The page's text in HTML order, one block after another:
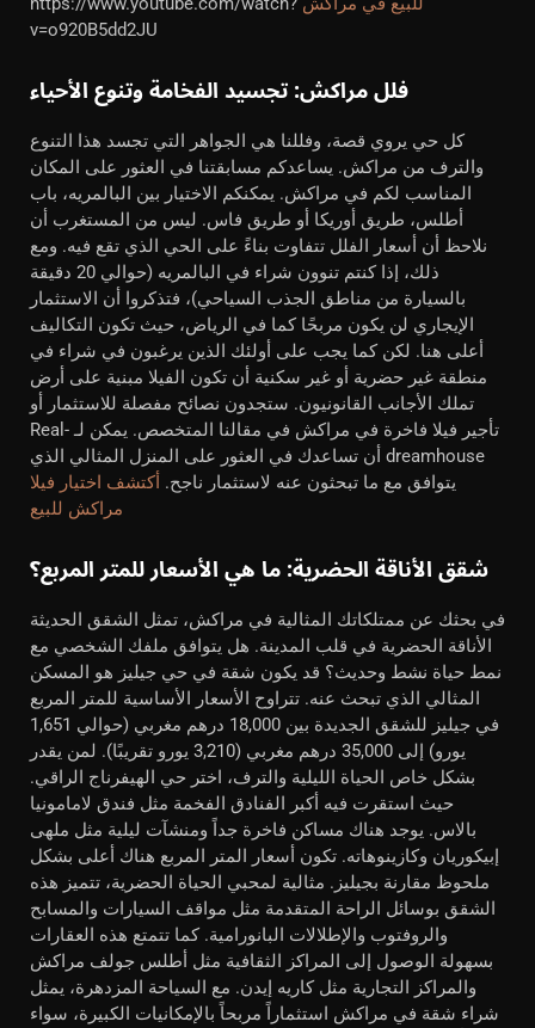
v=o920B5dd2JU
فلل مراكش: تجسيد الفخامة وتنوع الأحياء
كل حي يروي قصة، وفللنا هي الجواهر التي تجسد هذا التنوع
والترف من مراكش. يساعدكم مسابقتنا في العثور على المكان
المناسب لكم في مراكش. يمكنكم الاختيار بين البالمريه، باب
أطلس، طريق أوريكا أو طريق فاس. ليس من المستغرب أن
نلاحظ أن أسعار الفلل تتفاوت بناءً على الحي الذي تقع فيه. ومع
ذلك، إذا كنتم تنوون شراء في البالمريه (حوالي 20 دقيقة
بالسيارة من مناطق الجذب السياحي)، فتذكروا أن الاستثمار
الإيجاري لن يكون مربحًا كما في الرياض، حيث تكون التكاليف
أعلى هنا. لكن كما يجب على أولئك الذين يرغبون في شراء في
منطقة غير حضرية أو غير سكنية أن تكون الفيلا مبنية على أرض
تملك الأجانب القانونيون. ستجدون نصائح مفصلة للاستثمار أو
تأجير فيلا فاخرة في مراكش في مقالنا المتخصص. يمكن لـ Real-
dreamhouse أن تساعدك في العثور على المنزل المثالي الذي
يتوافق مع ما تبحثون عنه لاستثمار ناجح. أكتشف اختيار فيلا
مراكش للبيع
شقق الأناقة الحضرية: ما هي الأسعار للمتر المربع؟
في بحثك عن ممتلكاتك المثالية في مراكش، تمثل الشقق الحديثة
الأناقة الحضرية في قلب المدينة. هل يتوافق ملفك الشخصي مع
نمط حياة نشط وحديث؟ قد يكون شقة في حي جيليز هو المسكن
المثالي الذي تبحث عنه. تتراوح الأسعار الأساسية للمتر المربع
في جيليز للشقق الجديدة بين 18,000 درهم مغربي (حوالي 1,651
يورو) إلى 35,000 درهم مغربي (3,210 يورو تقريبًا). لمن يقدر
بشكل خاص الحياة الليلية والترف، اختر حي الهيفرناج الراقي.
حيث استقرت فيه أكبر الفنادق الفخمة مثل فندق لامامونيا
بالاس. يوجد هناك مساكن فاخرة جداً ومنشآت ليلية مثل ملهى
إبيكوريان وكازينوهاته. تكون أسعار المتر المربع هناك أعلى بشكل
ملحوظ مقارنة بجيليز. مثالية لمحبي الحياة الحضرية، تتميز هذه
الشقق بوسائل الراحة المتقدمة مثل مواقف السيارات والمسابح
والروفتوب والإطلالات البانورامية. كما تتمتع هذه العقارات
بسهولة الوصول إلى المراكز الثقافية مثل أطلس جولف مراكش
والمراكز التجارية مثل كاريه إيدن. مع السياحة المزدهرة، يمثل
شراء شقة في مراكش استثماراً مربحاً بالإمكانيات الكبيرة، سواء